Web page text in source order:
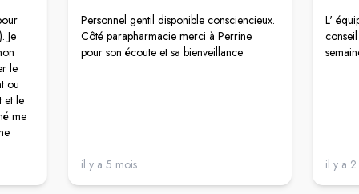
Je
le
ou
et le
me
Personnel gentil disponible consciencieux.
Côté parapharmacie merci à Perrine
pour son écoute et sa bienveillance
il y a 5 mois
L'
il y a